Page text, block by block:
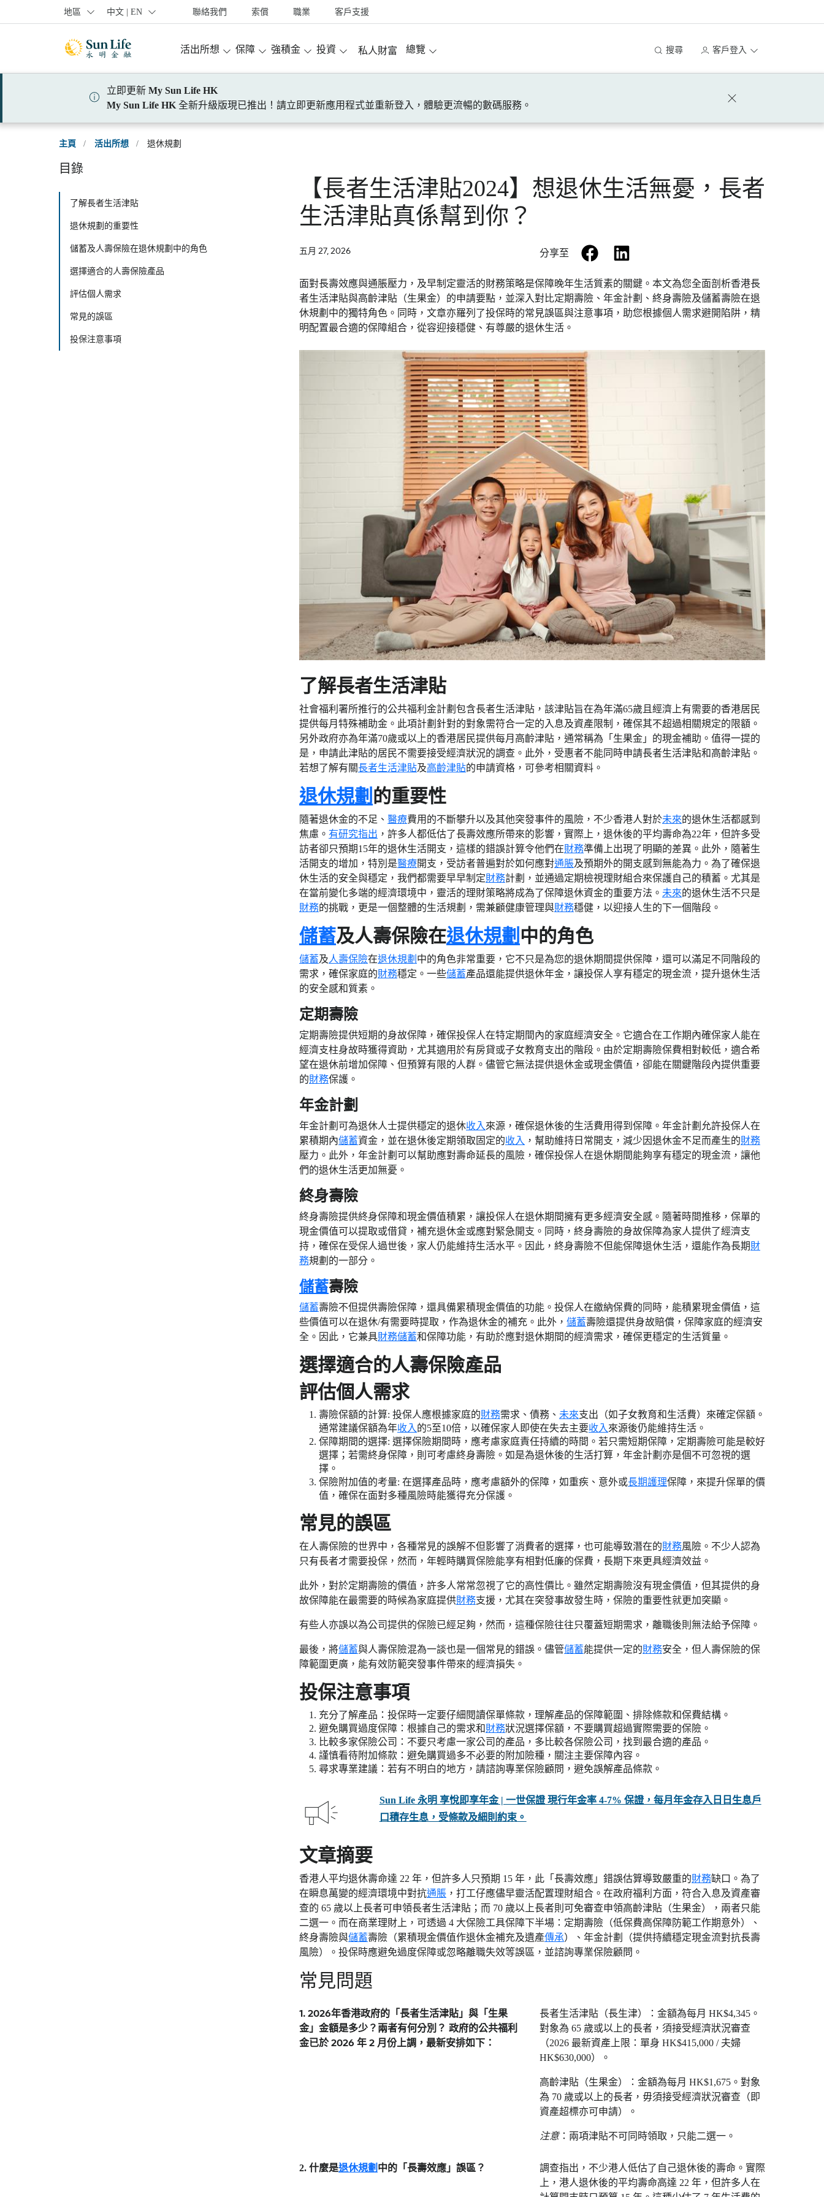
跳到登入頁面
跳到主要內容
跳到頁腳
地區 中文 | EN 聯絡我們 索償 職業 客戶支援
活出所想 保障 強積金 投資 私人財富 總覽 搜尋 客戶登入
立即更新 My Sun Life HK
My Sun Life HK 全新升級版現已推出！請立即更新應用程式並重新登入，體驗更流暢的數碼服務。
主頁 / 活出所想 / 退休規劃
目錄
了解長者生活津貼
退休規劃的重要性
儲蓄及人壽保險在退休規劃中的角色
選擇適合的人壽保險產品
評估個人需求
常見的誤區
投保注意事項
【長者生活津貼2024】想退休生活無憂，長者
生活津貼真係幫到你？
五月 27, 2026 分享至 facebook
面對長壽效應與通脹壓力，及早制定靈活的財務策略是保障晚年生活質素的關鍵。本文為您全面剖析香港長
者生活津貼與高齡津貼（生果金）的申請要點，並深入對比定期壽險、年金計劃、終身壽險及儲蓄壽險在退
休規劃中的獨特角色。同時，文章亦羅列了投保時的常見誤區與注意事項，助您根據個人需求避開陷阱，精
明配置最合適的保障組合，從容迎接穩健、有尊嚴的退休生活。
了解長者生活津貼
社會福利署所推行的公共福利金計劃包含長者生活津貼，該津貼旨在為年滿65歲且經濟上有需要的香港居民
提供每月特殊補助金。此項計劃針對的對象需符合一定的入息及資產限制，確保其不超過相關規定的限額。
另外政府亦為年滿70歲或以上的香港居民提供每月高齡津貼，通常稱為「生果金」的現金補助。值得一提的
是，申請此津貼的居民不需要接受經濟狀況的調查。此外，受惠者不能同時申請長者生活津貼和高齡津貼。
若想了解有關長者生活津貼及高齡津貼的申請資格，可參考相關資料。
退休規劃 的重要性
隨著退休金的不足、 醫療費用的不斷攀升以及其他突發事件的風險，不少香港人對於未來的退休生活都感到
焦慮。 有研究指出 ，許多人都低估了長壽效應所帶來的影響，實際上，退休後的平均壽命為22年，但許多受
訪者卻只預期15年的退休生活開支，這樣的錯誤計算令他們在財務準備上出現了明顯的差異。此外，隨著生
活開支的增加，特別是醫療開支，受訪者普遍對於如何應對通脹及預期外的開支感到無能為力。為了確保退
休生活的安全與穩定，我們都需要早早制定財務計劃，並通過定期檢視理財組合來保護自己的積蓄。尤其是
在當前變化多端的經濟環境中，靈活的理財策略將成為了保障退休資金的重要方法。 未來的退休生活不只是
財務的挑戰，更是一個整體的生活規劃，需兼顧健康管理與財務穩健，以迎接人生的下一個階段。
儲蓄及人壽保險在退休規劃 中的角色
儲蓄及人壽保險在退休規劃 中的角色非常重要，它不只是為您的退休期間提供保障，還可以滿足不同階段的
需求，確保家庭的財務穩定。一些儲蓄產品還能提供退休年金，讓投保人享有穩定的現金流，提升退休生活
的安全感和質素。
定期壽險
定期壽險提供短期的身故保障，確保投保人在特定期間內的家庭經濟安全。它適合在工作期內確保家人能在
經濟支柱身故時獲得資助，尤其適用於有房貸或子女教育支出的階段。由於定期壽險保費相對較低，適合希
望在退休前增加保障、但預算有限的人群。儘管它無法提供退休金或現金價值，卻能在關鍵階段內提供重要
的財務保護。
年金計劃
年金計劃可為退休人士提供穩定的退休收入 來源，確保退休後的生活費用得到保障。年金計劃允許投保人在
累積期內儲蓄資金，並在退休後定期領取固定的收入 ，幫助維持日常開支，減少因退休金不足而產生的財務
壓力。此外，年金計劃可以幫助應對壽命延長的風險，確保投保人在退休期間能夠享有穩定的現金流，讓他
們的退休生活更加無憂。
終身壽險
終身壽險提供終身保障和現金價值積累，讓投保人在退休期間擁有更多經濟安全感。隨著時間推移，保單的
現金價值可以提取或借貸，補充退休金或應對緊急開支。同時，終身壽險的身故保障為家人提供了經濟支
持，確保在受保人過世後，家人仍能維持生活水平。因此，終身壽險不但能保障退休生活，還能作為長期財
務規劃的一部分。
儲蓄壽險
儲蓄壽險不但提供壽險保障，還具備累積現金價值的功能。投保人在繳納保費的同時，能積累現金價值，這
些價值可以在退休/有需要時提取，作為退休金的補充。此外， 儲蓄壽險還提供身故賠償，保障家庭的經濟安
全。因此，它兼具財務儲蓄和保障功能，有助於應對退休期間的經濟需求，確保更穩定的生活質量。
選擇適合的人壽保險產品
評估個人需求
壽險保額的計算: 投保人應根據家庭的財務需求、債務、 未來支出（如子女教育和生活費）來確定保額。
通常建議保額為年收入 的5至10倍，以確保家人即使在失去主要收入 來源後仍能維持生活。
保障期間的選擇: 選擇保險期間時，應考慮家庭責任持續的時間。若只需短期保障，定期壽險可能是較好
選擇；若需終身保障，則可考慮終身壽險。如是為退休後的生活打算，年金計劃亦是個不可忽視的選
擇。
保險附加值的考量: 在選擇產品時，應考慮額外的保障，如重疾、意外或長期護理保障，來提升保單的價
值，確保在面對多種風險時能獲得充分保護。
常見的誤區
在人壽保險的世界中，各種常見的誤解不但影響了消費者的選擇，也可能導致潛在的財務風險。不少人認為
只有長者才需要投保，然而，年輕時購買保險能享有相對低廉的保費，長期下來更具經濟效益。
此外，對於定期壽險的價值，許多人常常忽視了它的高性價比。雖然定期壽險沒有現金價值，但其提供的身
故保障能在最需要的時候為家庭提供財務支援，尤其在突發事故發生時，保險的重要性就更加突顯。
有些人亦誤以為公司提供的保險已經足夠，然而，這種保險往往只覆蓋短期需求，離職後則無法給予保障。
最後，將儲蓄與人壽保險混為一談也是一個常見的錯誤。儘管儲蓄能提供一定的財務安全，但人壽保險的保
障範圍更廣，能有效防範突發事件帶來的經濟損失。
投保注意事項
充分了解產品：投保時一定要仔細閱讀保單條款，理解產品的保障範圍、排除條款和保費結構。
避免購買過度保障：根據自己的需求和財務狀況選擇保額，不要購買超過實際需要的保險。
比較多家保險公司：不要只考慮一家公司的產品，多比較各保險公司，找到最合適的產品。
謹慎看待附加條款：避免購買過多不必要的附加險種，關注主要保障內容。
尋求專業建議：若有不明白的地方，請諮詢專業保險顧問，避免誤解產品條款。
Sun Life 永明 享悅即享年金 | 一世保證 現行年金率 4-7% 保證，每月年金存入日日生息戶
口積存生息，受條款及細則約束。
文章摘要
香港人平均退休壽命達 22 年，但許多人只預期 15 年，此「長壽效應」錯誤估算導致嚴重的財務缺口。為了
在瞬息萬變的經濟環境中對抗通脹 ，打工仔應儘早靈活配置理財組合。在政府福利方面，符合入息及資產審
查的 65 歲以上長者可申領長者生活津貼；而 70 歲以上長者則可免審查申領高齡津貼（生果金），兩者只能
二選一。而在商業理財上，可透過 4 大保險工具保障下半場：定期壽險（低保費高保障防範工作期意外）、
終身壽險與儲蓄壽險（累積現金價值作退休金補充及遺產傳承）、年金計劃（提供持續穩定現金流對抗長壽
風險）。投保時應避免過度保障或忽略離職失效等誤區，並諮詢專業保險顧問。
常見問題
1. 2026年香港政府的「長者生活津貼」與「生果
金」金額是多少？兩者有何分別？ 政府的公共福利
金已於 2026 年 2 月份上調，最新安排如下：
長者生活津貼（長生津）：金額為每月 HK$4,345。
對象為 65 歲或以上的長者，須接受經濟狀況審查
（2026 最新資產上限：單身 HK$415,000 / 夫婦
HK$630,000）。
高齡津貼（生果金）：金額為每月 HK$1,675。對象
為 70 歲或以上的長者，毋須接受經濟狀況審查（即
資產超標亦可申請）。
注意：兩項津貼不可同時領取，只能二選一。
2. 什麼是退休規劃 中的「長壽效應」誤區？
調查指出，不少港人低估了自己退休後的壽命。實際
上，港人退休後的平均壽命高達 22 年，但許多人在